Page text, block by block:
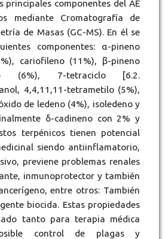
principales componentes del AE
mediante Cromatografía de
de Masas (GC-MS). En él se
componentes: α-pineno
cariofileno (11%), β-pineno
(6%), 7-tetraciclo [6.2.
4,4,11,11-tetrametilo (5%),
de ledeno (4%), isoledeno y
δ-cadineno con 2% y
terpénicos tienen potencial
siendo antiinflamatorio,
previene problemas renales
inmunoprotector y también
entre otros: También
biocida. Estas propiedades
tanto para terapia médica
control de plagas y